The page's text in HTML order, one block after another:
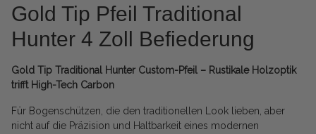
Gold Tip Pfeil Traditional
Hunter 4 Zoll Befiederung
Gold Tip Traditional Hunter Custom-Pfeil – Rustikale Holzoptik
trifft High-Tech Carbon
Für Bogenschützen, die den traditionellen Look lieben, aber
nicht auf die Präzision und Haltbarkeit eines modernen